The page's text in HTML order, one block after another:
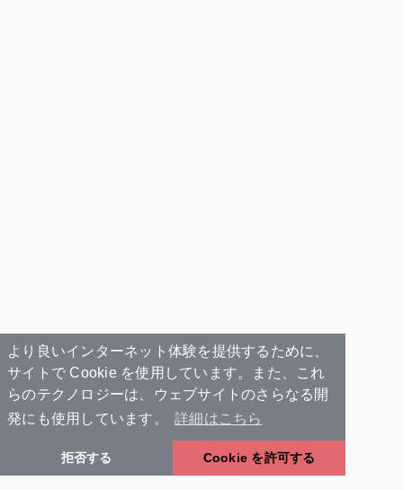
より良いインターネット体験を提供するために、
サイトで Cookie を使用しています。また、これ
らのテクノロジーは、ウェブサイトのさらなる開
発にも使用しています。
詳細はこちら
拒否する Cookie を許可する